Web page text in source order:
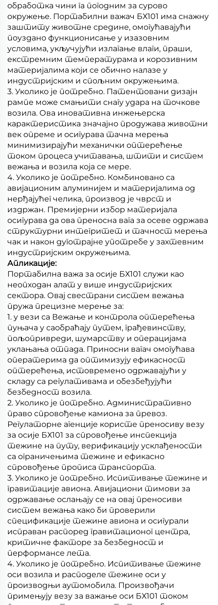
обработка чини га погодним за сурово
окружење. Портабилни важач БХ101 има снажну
заштиту животне средине, омогућавајући
поуздано функционисање у изазовним
условима, укључујући излагање влаги, праши,
екстремним температурама и корозивним
материјалима који се обично налазе у
индустријским и спољним окружењима.
3. Уколико је потребно. Патентовани дизајн
рампе може смањити снагу удара на точкове
возила. Ова иновативна инжењерска
карактеристика значајно продужава животни
век опреме и осигурава тачна мерења
минимизирајући механички оптерећење
током процеса учитавања, штити и систем
вежања и возила која се мере.
4. Уколико је потребно. Комбиновано са
авијационим алуминијем и материјалима од
нерђајућег челика, производ је чврст и
издржан. Премијерни избор материјала
осигурава да ова преносна вага за осеве одржава
структурни интегритет и тачност мерења
чак и након дуготрајне употребе у захтевним
индустријским окружењима.
Апликације:
Портабилна важа за осије БХ101 служи као
неопходан алат у више индустријских
сектора. Овај свестрани систем вежања
пружа прецизне мерење за:
1. у вези са Вежање и контрола оптерећења
пуњача у саобраћају путем, грађевинству,
пољопривреди, шумарству и операцијама
уклањања отпада. Приносни вагач омогућава
оператерима да оптимизују ефикасност
оптерећења, истовремено одржавајући у
складу са регулативама и обезбеђујући
безбедност возила.
2. Уколико је потребно. Административно
право спровођење камиона за превоз.
Регулаторне агенције користе преносиву везу
за осије БХ101 за спровођење инспекција
тежине на путу, верификацију усклађености
са ограничењима тежине и ефикасно
спровођење прописа транспорта.
3. Уколико је потребно. Испитивање тежине и
гравитације авиона. Авијациони тимови за
одржавање ослањају се на овај преносиви
систем вежања како би проверили
спецификације тежине авиона и осигурали
исправан распоред гравитационог центра,
критичне факторе за безбедност и
перформансе лета.
4. Уколико је потребно. Испитивање тежине
оси возила и расподеле тежине оси у
производњи аутомобила. Произвођачи
примењују везу за важање оси БХ101 током